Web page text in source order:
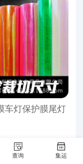
查询 集运
车灯保护膜尾灯
车身贴